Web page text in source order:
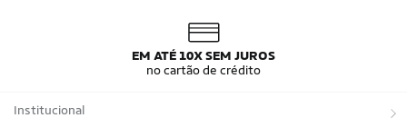
EM ATÉ 10X SEM JUROS
no cartão de crédito
Institucional